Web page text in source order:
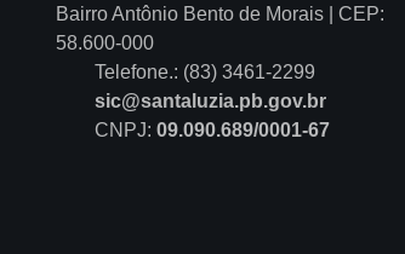
Bairro Antônio Bento de Morais | CEP:
58.600-000
Telefone.: (83) 3461-2299
sic@santaluzia.pb.gov.br
CNPJ: 09.090.689/0001-67